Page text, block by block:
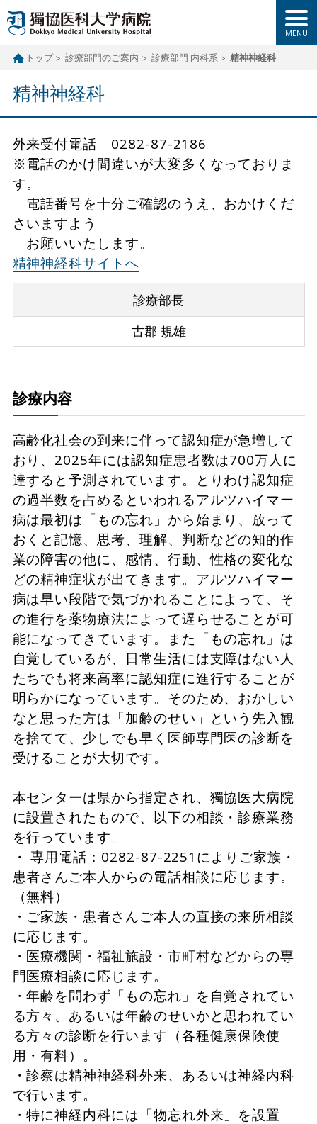
トップ 診療部門のご案内 診療部門 内科系 精神神経科
精神神経科
外来受付電話 0282-87-2186
※電話のかけ間違いが大変多くなっておりま
す。
電話番号を十分ご確認のうえ、おかけくだ
さいますよう
お願いいたします。
精神神経科サイトへ
診療部長
古郡 規雄
診療内容
高齢化社会の到来に伴って認知症が急増して
おり、2025年には認知症患者数は700万人に
達すると予測されています。とりわけ認知症
の過半数を占めるといわれるアルツハイマー
病は最初は「もの忘れ」から始まり、放って
おくと記憶、思考、理解、判断などの知的作
業の障害の他に、感情、行動、性格の変化な
どの精神症状が出てきます。アルツハイマー
病は早い段階で気づかれることによって、そ
の進行を薬物療法によって遅らせることが可
能になってきています。また「もの忘れ」は
自覚しているが、日常生活には支障はない人
たちでも将来高率に認知症に進行することが
明らかになっています。そのため、おかしい
なと思った方は「加齢のせい」という先入観
を捨てて、少しでも早く医師専門医の診断を
受けることが大切です。
本センターは県から指定され、獨協医大病院
に設置されたもので、以下の相談・診療業務
を行っています。
・ 専用電話：0282-87-2251によりご家族・
患者さんご本人からの電話相談に応じます。
（無料）
・ご家族・患者さんご本人の直接の来所相談
に応じます。
・医療機関・福祉施設・市町村などからの専
門医療相談に応じます。
・年齢を問わず「もの忘れ」を自覚されてい
る方々、あるいは年齢のせいかと思われてい
る方々の診断を行います（各種健康保険使
用・有料）。
・診察は精神神経科外来、あるいは神経内科
で行います。
・特に神経内科には「物忘れ外来」を設置